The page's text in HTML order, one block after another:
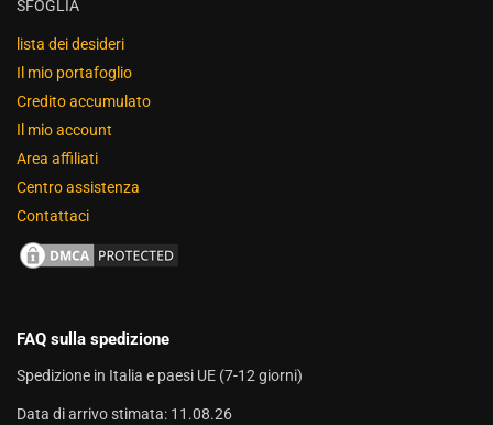
SFOGLIA
lista dei desideri
Il mio portafoglio
Credito accumulato
Il mio account
Area affiliati
Centro assistenza
Contattaci
FAQ sulla spedizione
Spedizione in Italia e paesi UE (7-12 giorni)
Data di arrivo stimata: 11.08.26